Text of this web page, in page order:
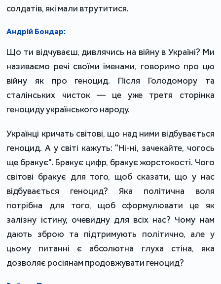
солдатів, які мали втрутитися.
Андрій Бондар:
Що ти відчуваєш, дивлячись на війну в Україні? Ми
називаємо речі своїми іменами, говоримо про цю
війну як про геноцид. Після Голодомору та
сталінських чисток — це уже третя сторінка
геноциду українського народу.
Українці кричать світові, що над ними відбувається
геноцид. А у світі кажуть: "Ні-ні, зачекайте, чогось
ще бракує". Бракує цифр, бракує жорстокості. Чого
світові бракує для того, щоб сказати, що у нас
відбувається геноцид? Яка політична воля
потрібна для того, щоб сформулювати це як
залізну істину, очевидну для всіх нас? Чому нам
дають зброю та підтримують політично, але у
цьому питанні є абсолютна глуха стіна, яка
дозволяє росіянам продовжувати геноцид?